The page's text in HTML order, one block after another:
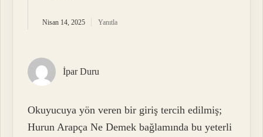
Nisan 14, 2025 Yanıtla
İpar Duru
Okuyucuya yön veren bir giriş tercih edilmiş;
Hurun Arapça Ne Demek bağlamında bu yeterli